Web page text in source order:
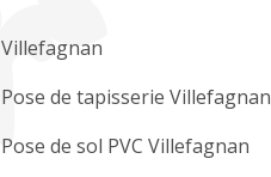
Villefagnan
Pose de tapisserie Villefagnan
Pose de sol PVC Villefagnan